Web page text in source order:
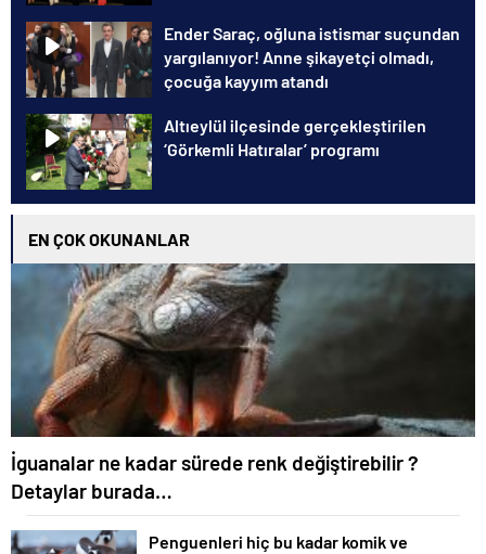
Ender Saraç, oğluna istismar suçundan
yargılanıyor! Anne şikayetçi olmadı,
çocuğa kayyım atandı
Altıeylül ilçesinde gerçekleştirilen
‘Görkemli Hatıralar’ programı
EN ÇOK OKUNANLAR
İguanalar ne kadar sürede renk değiştirebilir ?
Detaylar burada…
Penguenleri hiç bu kadar komik ve